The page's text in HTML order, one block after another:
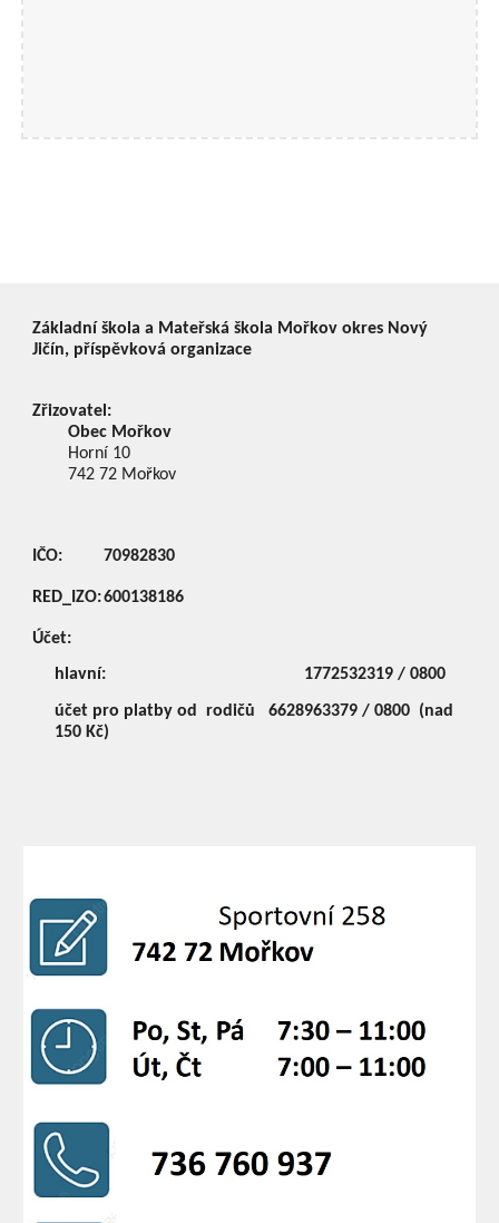
Základní škola a Mateřská škola Mořkov okres Nový
Jičín, příspěvková organizace
Zřizovatel:
Obec Mořkov
Horní 10
742 72 Mořkov
IČO: 70982830
RED_IZO:600138186
Účet:
hlavní: 1772532319 / 0800
účet pro platby od rodičů
6628963379 / 0800 (nad
150 Kč)